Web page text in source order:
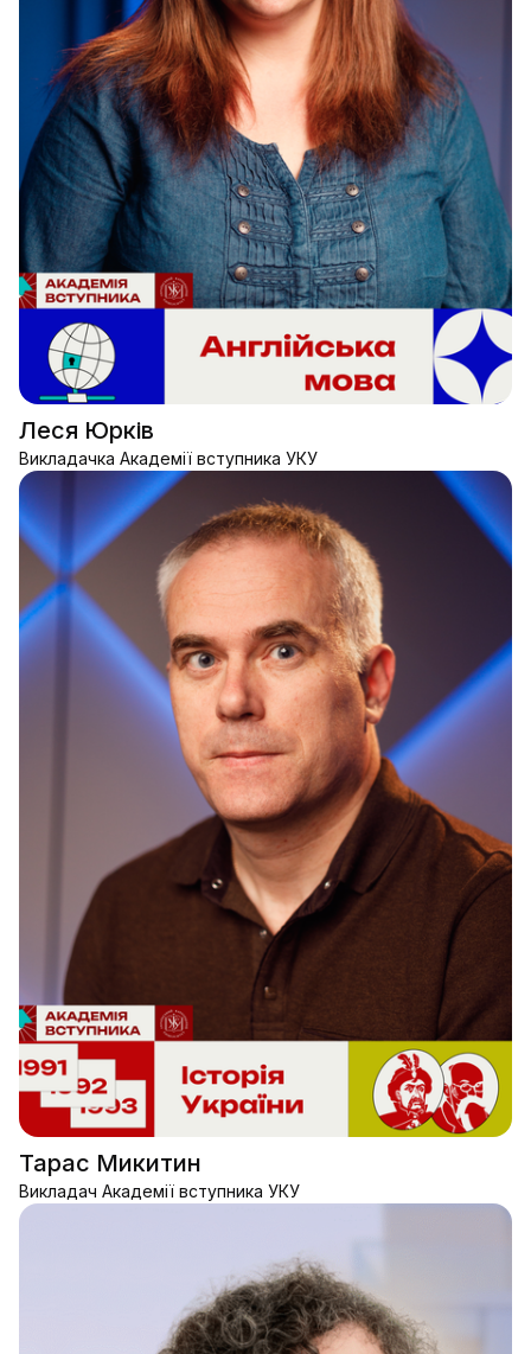
Леся Юрків
Викладачка Академії вступника УКУ
Тарас Микитин
Викладач Академії вступника УКУ